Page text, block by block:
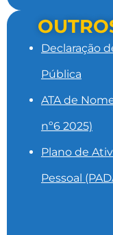
Declaração
Pública
ATA de
nº6 2025)
Plano de
Pessoal